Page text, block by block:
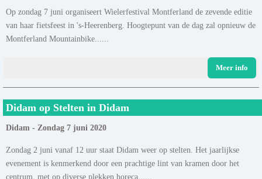
Op zondag 7 juni organiseert Wielerfestival Montferland de zevende editie
van haar fietsfeest in 's-Heerenberg. Hoogtepunt van de dag zal opnieuw de
Montferland Mountainbike......
Meer info
Didam op Stelten in Didam
Didam - Zondag 7 juni 2020
Zondag 2 juni vanaf 12 uur staat Didam weer op stelten. Het jaarlijkse
evenement is kenmerkend door een prachtige lint van kramen door het
centrum, met op diverse plekken horeca......